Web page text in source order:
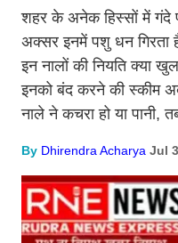
शहर के अनेक हिस्सों में गंदे
अक्सर इनमें पशु धन गिरता
इन नालों की नियति क्या
इनको बंद करने की स्कीम
नाले ने कचरा हो या पानी,
By Dhirendra Acharya Jul